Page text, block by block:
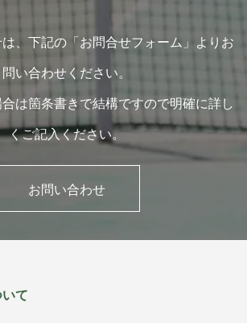
、下記の「お問合せフォーム」よりお
問い合わせください。
は箇条書きで結構ですので明確に詳し
くご記入ください。
お問い合わせ
て